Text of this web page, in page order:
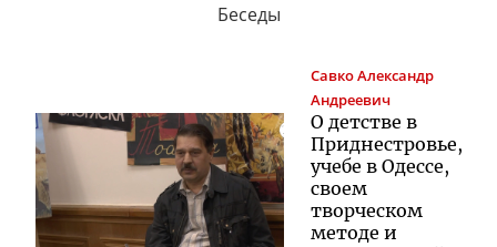
Беседы
СавкоАлександр
Андреевич
О детстве в
Приднестровье,
учебе в Одессе,
своем
творческом
методе и